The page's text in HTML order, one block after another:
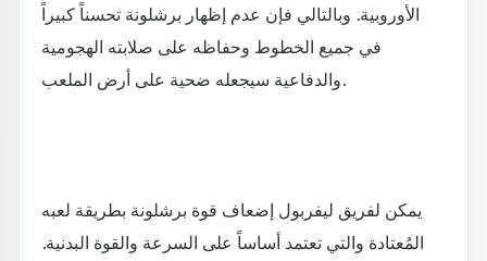
الأوروبية. وبالتالي فإن عدم إظهار برشلونة تحسناً كبيراً
في جميع الخطوط وحفاظه على صلابته الهجومية
والدفاعية سيجعله ضحية على أرض الملعب.
يمكن لفريق ليفربول إضعاف قوة برشلونة بطريقة لعبه
المُعتادة والتي تعتمد أساساً على السرعة والقوة البدنية.